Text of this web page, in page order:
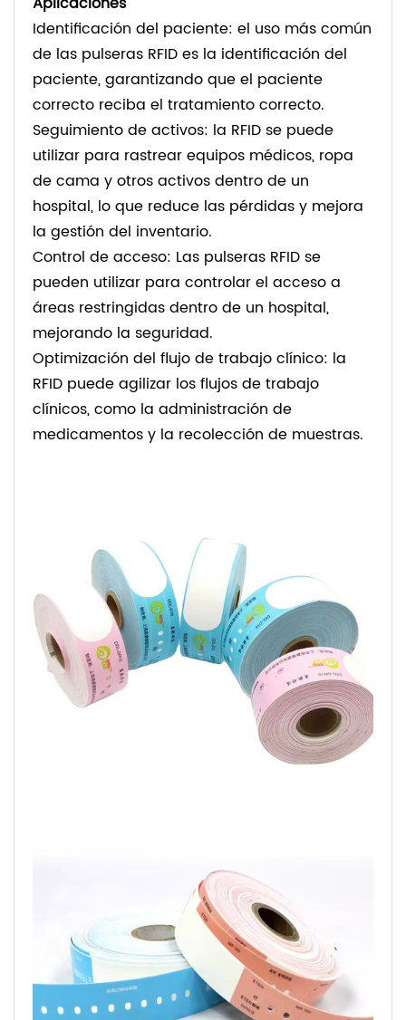
Identificación del paciente: el uso más común
de las pulseras RFID es la identificación del
paciente, garantizando que el paciente
correcto reciba el tratamiento correcto.
Seguimiento de activos: la RFID se puede
utilizar para rastrear equipos médicos, ropa
de cama y otros activos dentro de un
hospital, lo que reduce las pérdidas y mejora
la gestión del inventario.
Control de acceso: Las pulseras RFID se
pueden utilizar para controlar el acceso a
áreas restringidas dentro de un hospital,
mejorando la seguridad.
Optimización del flujo de trabajo clínico: la
RFID puede agilizar los flujos de trabajo
clínicos, como la administración de
medicamentos y la recolección de muestras.